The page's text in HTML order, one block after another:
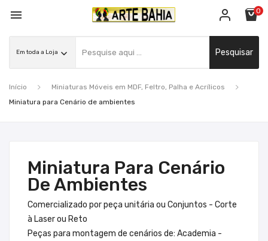
 0
Pesquisar
Início
Miniaturas Móveis em MDF, Feltro, Palha e Acrílicos
Miniatura para Cenário de ambientes
Miniatura Para Cenário
De Ambientes
Comercializado por peça unitária ou Conjuntos - Corte
à Laser ou Reto
Peças para montagem de cenários de: Academia -